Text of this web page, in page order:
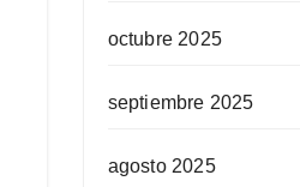
octubre 2025
septiembre 2025
agosto 2025